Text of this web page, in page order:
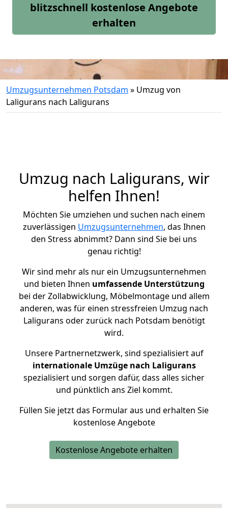
blitzschnell kostenlose Angebote
erhalten
Umzugsunternehmen Potsdam » Umzug von
Laligurans nach Laligurans
Umzug nach Laligurans, wir
helfen Ihnen!
Möchten Sie umziehen und suchen nach einem
zuverlässigen Umzugsunternehmen, das Ihnen
den Stress abnimmt? Dann sind Sie bei uns
genau richtig!
Wir sind mehr als nur ein Umzugsunternehmen
und bieten Ihnen umfassende Unterstützung
bei der Zollabwicklung, Möbelmontage und allem
anderen, was für einen stressfreien Umzug nach
Laligurans oder zurück nach Potsdam benötigt
wird.
Unsere Partnernetzwerk, sind spezialisiert auf
internationale Umzüge nach Laligurans
spezialisiert und sorgen dafür, dass alles sicher
und pünktlich ans Ziel kommt.
Füllen Sie jetzt das Formular aus und erhalten Sie
kostenlose Angebote
Kostenlose Angebote erhalten